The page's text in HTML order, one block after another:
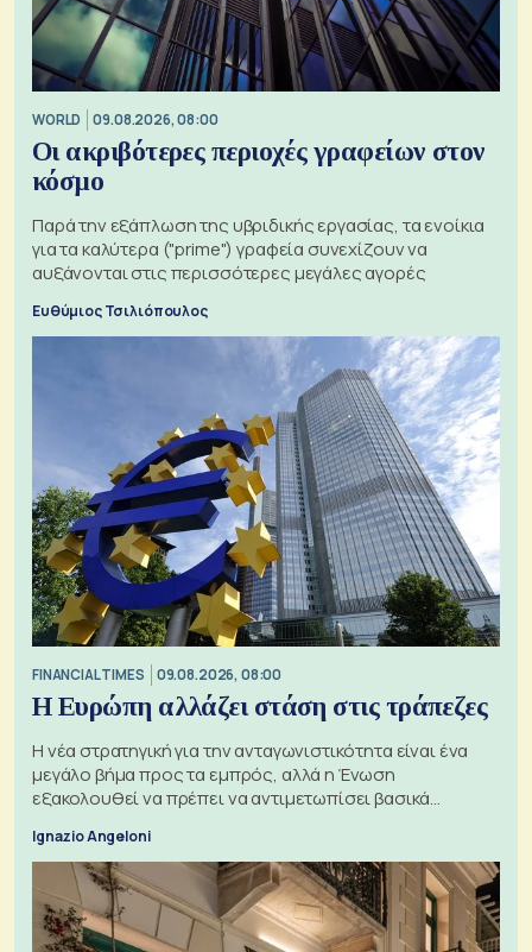
WORLD 09.08.2026, 08:00
Οι ακριβότερες περιοχές γραφείων στον
κόσμο
Παρά την εξάπλωση της υβριδικής εργασίας, τα ενοίκια
για τα καλύτερα ("prime") γραφεία συνεχίζουν να
αυξάνονται στις περισσότερες μεγάλες αγορές
Ευθύμιος Τσιλιόπουλος
FINANCIAL TIMES 09.08.2026, 08:00
Η Ευρώπη αλλάζει στάση στις τράπεζες
Η νέα στρατηγική για την ανταγωνιστικότητα είναι ένα
μεγάλο βήμα προς τα εμπρός, αλλά η Ένωση
εξακολουθεί να πρέπει να αντιμετωπίσει βασικά
Ignazio Angeloni